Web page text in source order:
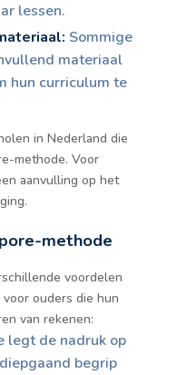
lessen.
Sommige
materiaal
hun curriculum te
in Nederland die
methode. Voor
aanvulling op het
methode
voordelen
ouders die hun
van rekenen:
legt de nadruk op
begrip